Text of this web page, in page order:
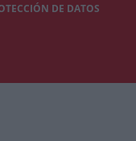
DE DATOS